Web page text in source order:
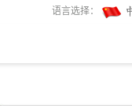
语言选择：